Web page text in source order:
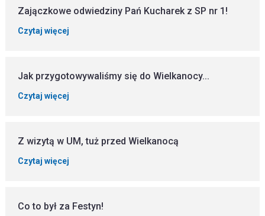
Zajączkowe odwiedziny Pań Kucharek z SP nr 1!
Czytaj więcej
Jak przygotowywaliśmy się do Wielkanocy...
Czytaj więcej
Z wizytą w UM, tuż przed Wielkanocą
Czytaj więcej
Co to był za Festyn!